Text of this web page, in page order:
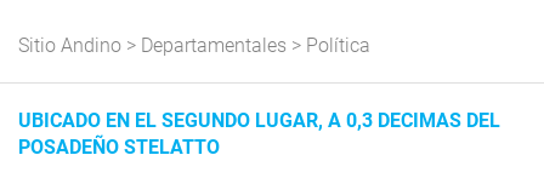
Sitio Andino > Departamentales > Política
UBICADO EN EL SEGUNDO LUGAR, A 0,3 DECIMAS DEL
POSADEÑO STELATTO